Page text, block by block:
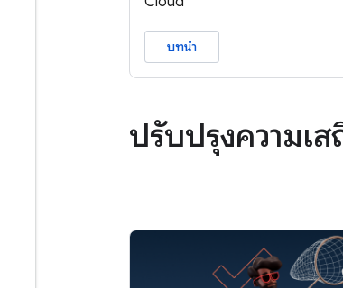
บทนำ
ปรับปรุงความเ